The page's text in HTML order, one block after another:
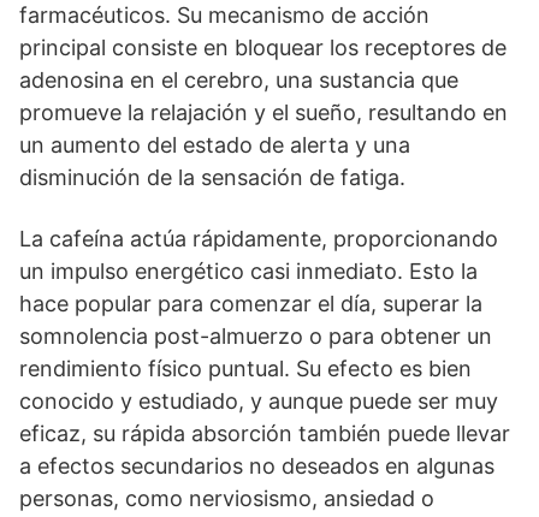
farmacéuticos. Su mecanismo de acción
principal consiste en bloquear los receptores de
adenosina en el cerebro, una sustancia que
promueve la relajación y el sueño, resultando en
un aumento del estado de alerta y una
disminución de la sensación de fatiga.
La cafeína actúa rápidamente, proporcionando
un impulso energético casi inmediato. Esto la
hace popular para comenzar el día, superar la
somnolencia post-almuerzo o para obtener un
rendimiento físico puntual. Su efecto es bien
conocido y estudiado, y aunque puede ser muy
eficaz, su rápida absorción también puede llevar
a efectos secundarios no deseados en algunas
personas, como nerviosismo, ansiedad o